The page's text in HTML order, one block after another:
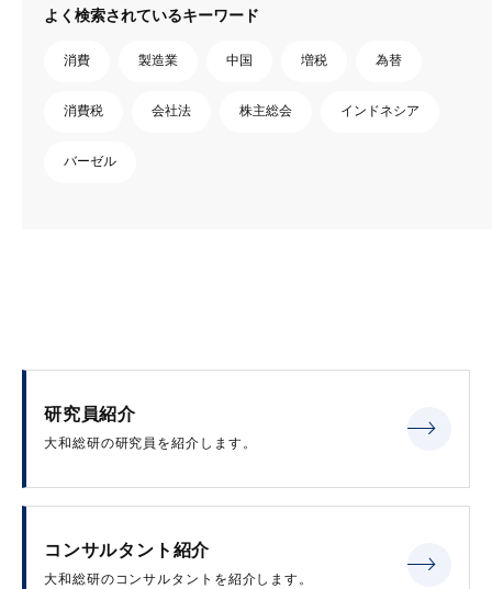
よく検索されているキーワード
消費 製造業 中国 増税 為替
消費税 会社法 株主総会 インドネシア
バーゼル
研究員紹介
大和総研の研究員を紹介します。
コンサルタント紹介
大和総研のコンサルタントを紹介します。